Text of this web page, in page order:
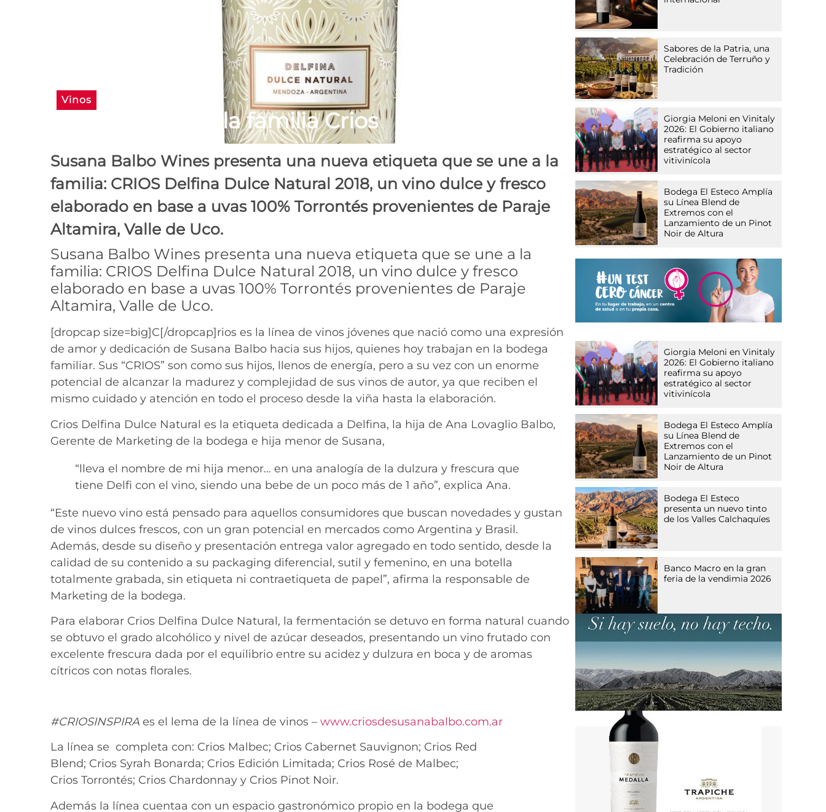
Vinos
Llegó Delfina a la familia Crios
Susana Balbo Wines presenta una nueva etiqueta que se une a la
familia: CRIOS Delfina Dulce Natural 2018, un vino dulce y fresco
elaborado en base a uvas 100% Torrontés provenientes de Paraje
Altamira, Valle de Uco.
Susana Balbo Wines presenta una nueva etiqueta que se une a la
familia: CRIOS Delfina Dulce Natural 2018, un vino dulce y fresco
elaborado en base a uvas 100% Torrontés provenientes de Paraje
Altamira, Valle de Uco.
[dropcap size=big]C[/dropcap]rios es la línea de vinos jóvenes que nació como una expresión
de amor y dedicación de Susana Balbo hacia sus hijos, quienes hoy trabajan en la bodega
familiar. Sus “CRIOS” son como sus hijos, llenos de energía, pero a su vez con un enorme
potencial de alcanzar la madurez y complejidad de sus vinos de autor, ya que reciben el
mismo cuidado y atención en todo el proceso desde la viña hasta la elaboración.
Crios Delfina Dulce Natural es la etiqueta dedicada a Delfina, la hija de Ana Lovaglio Balbo,
Gerente de Marketing de la bodega e hija menor de Susana,
“lleva el nombre de mi hija menor… en una analogía de la dulzura y frescura que
tiene Delfi con el vino, siendo una bebe de un poco más de 1 año”, explica Ana.
“Este nuevo vino está pensado para aquellos consumidores que buscan novedades y gustan
de vinos dulces frescos, con un gran potencial en mercados como Argentina y Brasil.
Además, desde su diseño y presentación entrega valor agregado en todo sentido, desde la
calidad de su contenido a su packaging diferencial, sutil y femenino, en una botella
totalmente grabada, sin etiqueta ni contraetiqueta de papel”, afirma la responsable de
Marketing de la bodega.
Para elaborar Crios Delfina Dulce Natural, la fermentación se detuvo en forma natural cuando
se obtuvo el grado alcohólico y nivel de azúcar deseados, presentando un vino frutado con
excelente frescura dada por el equilibrio entre su acidez y dulzura en boca y de aromas
cítricos con notas florales.
#CRIOSINSPIRA es el lema de la línea de vinos – www.criosdesusanabalbo.com.ar
La línea se completa con: Crios Malbec; Crios Cabernet Sauvignon; Crios Red
Blend; Crios Syrah Bonarda; Crios Edición Limitada; Crios Rosé de Malbec;
Crios Torrontés; Crios Chardonnay y Crios Pinot Noir.
Además la línea cuentaa con un espacio gastronómico propio en la bodega que
Sabores de la Patria, una
Celebración de Terruño y
Tradición
Giorgia Meloni en Vinitaly
2026: El Gobierno italiano
reafirma su apoyo
estratégico al sector
vitivinícola
Bodega El Esteco Amplía
su Línea Blend de
Extremos con el
Lanzamiento de un Pinot
Noir de Altura
Giorgia Meloni en Vinitaly
2026: El Gobierno italiano
reafirma su apoyo
estratégico al sector
vitivinícola
Bodega El Esteco Amplía
su Línea Blend de
Extremos con el
Lanzamiento de un Pinot
Noir de Altura
Bodega El Esteco
presenta un nuevo tinto
de los Valles Calchaquíes
Banco Macro en la gran
feria de la vendimia 2026